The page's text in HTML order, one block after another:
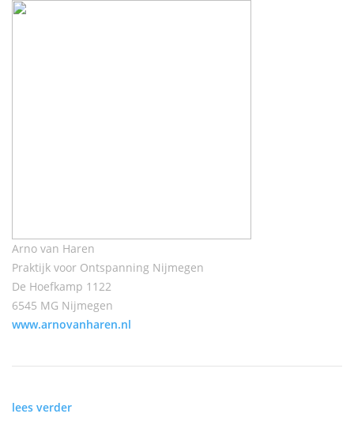
Arno van Haren
Praktijk voor Ontspanning Nijmegen
De Hoefkamp 1122
6545 MG Nijmegen
www.arnovanharen.nl
lees verder